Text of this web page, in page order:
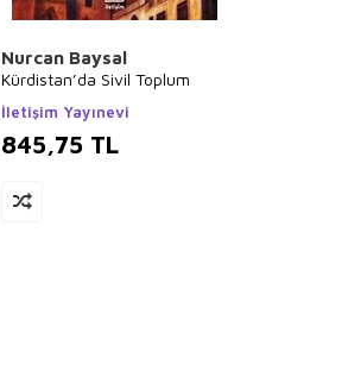
Nurcan Baysal
Kürdistan’da Sivil Toplum
İletişim Yayınevi
845,75 TL